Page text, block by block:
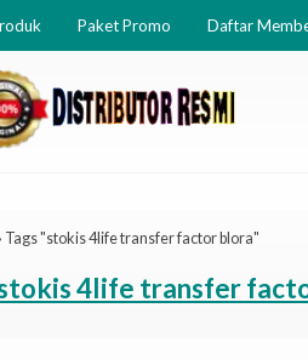
Paket Promo Daftar
Tags "stokis 4life transfer factor blora"
4life transfer